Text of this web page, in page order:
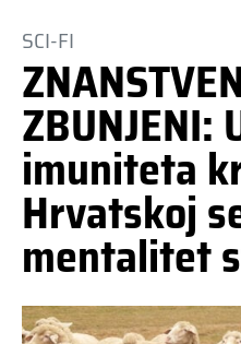
SCI-FI
ZBUNJENI:
imuniteta
Hrvatskoj
mentalitet